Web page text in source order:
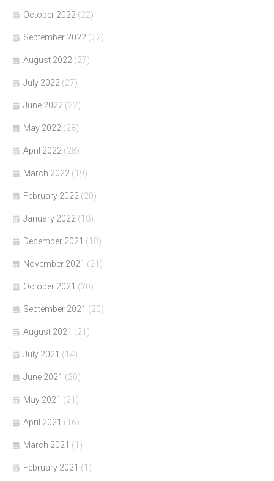
October 2022 (22)
September 2022 (22)
August 2022 (27)
July 2022 (27)
June 2022 (22)
May 2022 (28)
April 2022 (28)
March 2022 (19)
February 2022 (20)
January 2022 (18)
December 2021 (18)
November 2021 (21)
October 2021 (20)
September 2021 (20)
August 2021 (21)
July 2021 (14)
June 2021 (20)
May 2021 (21)
April 2021 (16)
March 2021 (1)
February 2021 (1)